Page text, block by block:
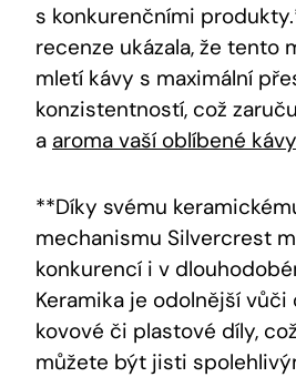
s konkurenčními
recenze ukázala,​ že tento
mletí kávy ‌s maximální
konzistentností, což
a aroma vaší oblíbené kávy
**Díky svému​
mechanismu Silvercrest
konkurencí i ‌v
Keramika je odolnější
kovové či plastové‌ díly,
můžete​ být ‌jisti